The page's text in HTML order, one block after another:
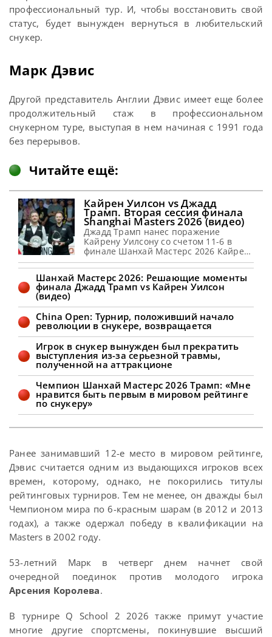
профессиональный тур. И, чтобы восстановить свой
статус, будет вынужден вернуться в любительский
снукер.
Марк Дэвис
Другой представитель Англии Дэвис имеет еще более
продолжительный стаж в профессиональном
снукерном туре, выступая в нем начиная с 1991 года
без перерывов.
Читайте ещё:
Кайрен Уилсон vs Джадд
Трамп. Вторая сессия финала
Shanghai Masters 2026 (видео)
Джадд Трамп нанес поражение
Кайрену Уилсону со счетом 11-6 в
финале Шанхай Мастерс 2026 Кайрен
Уилсон проиграл Джадду Трампу со
счетом 11-6 в финале Шанхай Мастерс
2026. Пара вышла на вторую сессию
со счетом 7-3 в пользу бристольца.
фрейм и лидировал 8-3. Сенчури в 103
очка позволил Кайрену отыграться
Шанхай Мастерс 2026: Решающие моменты
финала Джадд Трамп vs Кайрен Уилсон
(видео)
China Open: Турнир, положивший начало
революции в снукере, возвращается
Игрок в снукер вынужден был прекратить
выступления из-за серьезной травмы,
полученной на аттракционе
Чемпион Шанхай Мастерс 2026 Трамп: «Мне
нравится быть первым в мировом рейтинге
по снукеру»
Ранее занимавший 12-е место в мировом рейтинге,
Дэвис считается одним из выдающихся игроков всех
времен, которому, однако, не покорились титулы
рейтинговых турниров. Тем не менее, он дважды был
Чемпионом мира по 6-красным шарам (в 2012 и 2013
годах), а также одержал победу в квалификации на
Masters в 2002 году.
53-летний Марк в четверг днем начнет свой
очередной поединок против молодого игрока
Арсения Королева.
В турнире Q School 2 2026 также примут участие
многие другие спортсмены, покинувшие высший